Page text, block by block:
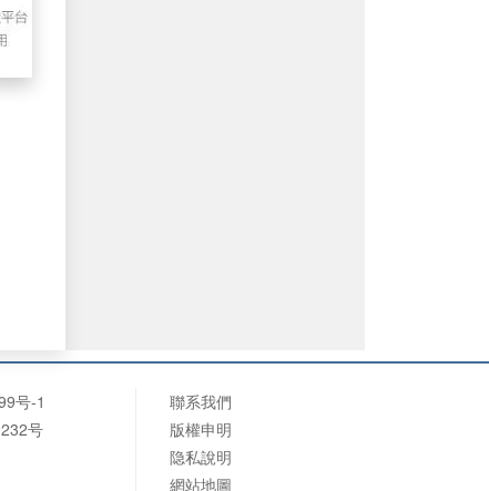
号-1
号
聯系我們
版權申明
隐私說明
網站地圖